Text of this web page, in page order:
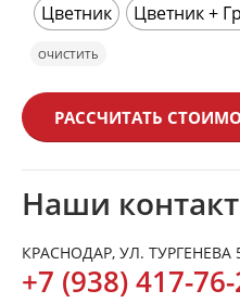
Цветник
Цветник +
ОЧИСТИТЬ
РАССЧИТАТЬ
Наши
КРАСНОДАР, УЛ. ТУРГЕНЕВА
+7 (938) 417-